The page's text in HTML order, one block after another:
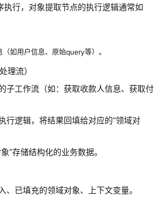
执行，对象提取节点的执行逻辑通常如
如用户信息、原始query等）。
理流）
子工作流（如：获取收款人信息、获取付
行逻辑，将结果回填给对应的“领域对
”存储结构化的业务数据。
、已填充的领域对象、上下文变量。